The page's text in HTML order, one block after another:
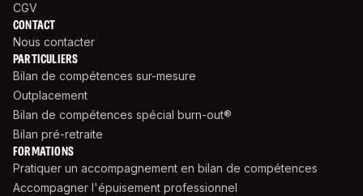
CGV
CONTACT
Nous contacter
PARTICULIERS
Bilan de compétences sur-mesure
Outplacement
Bilan de compétences spécial burn-out®
Bilan pré-retraite
FORMATIONS
Pratiquer un accompagnement en bilan de compétences
Accompagner l'épuisement professionnel